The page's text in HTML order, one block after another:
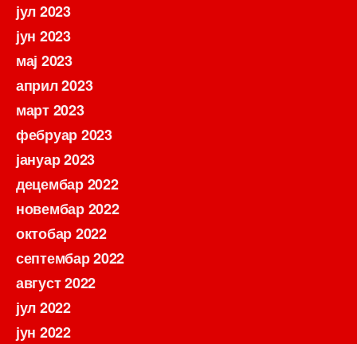
јул 2023
јун 2023
мај 2023
април 2023
март 2023
фебруар 2023
јануар 2023
децембар 2022
новембар 2022
октобар 2022
септембар 2022
август 2022
јул 2022
јун 2022